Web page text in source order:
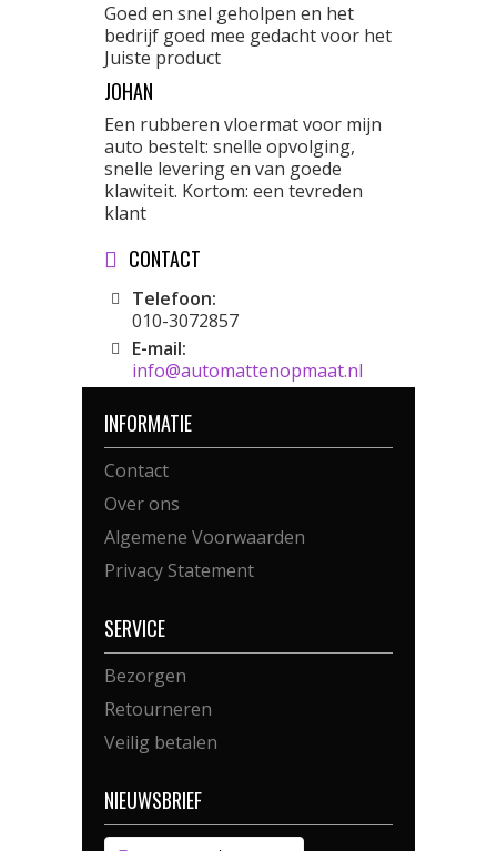
Goed en snel geholpen en het
bedrijf goed mee gedacht voor het
Juiste product
JOHAN
Een rubberen vloermat voor mijn
auto bestelt: snelle opvolging,
snelle levering en van goede
klawiteit. Kortom: een tevreden
klant
CONTACT
Telefoon:
010-3072857
E-mail:
info@automattenopmaat.nl
INFORMATIE
Contact
Over ons
Algemene Voorwaarden
Privacy Statement
SERVICE
Bezorgen
Retourneren
Veilig betalen
NIEUWSBRIEF